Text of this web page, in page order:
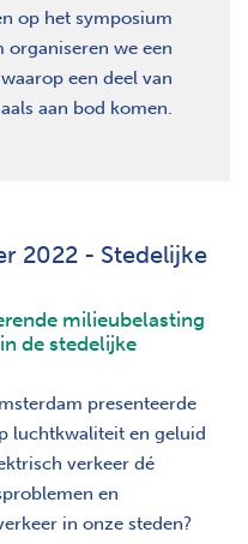
op het symposium
organiseren we een
een deel van
aan bod komen.
2022 - Stedelijke
milieubelasting
de stedelijke
presenteerde
luchtkwaliteit en geluid
verkeer dé
en
in onze steden?